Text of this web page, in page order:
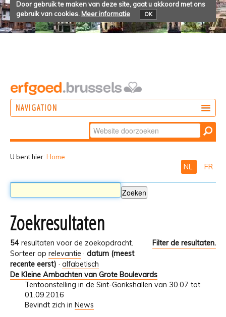
Door gebruik te maken van deze site, gaat u akkoord met ons
gebruik van cookies. Meer informatie OK
NAVIGATION
Zoek
Geavanceerd
U bent hier: Home
NL FR
Zoekresultaten
54 resultaten voor de zoekopdracht.
Filter de resultaten.
Sorteer op relevantie · datum (meest
recente eerst) · alfabetisch
De Kleine Ambachten van Grote Boulevards
Tentoonstelling in de Sint-Gorikshallen van 30.07 tot
01.09.2016
Bevindt zich in News